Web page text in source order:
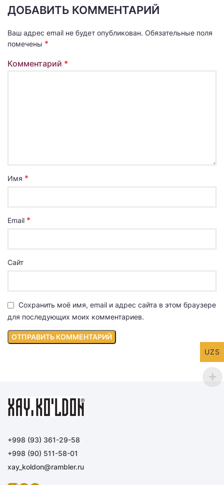
ДОБАВИТЬ КОММЕНТАРИЙ
Ваш адрес email не будет опубликован. Обязательные поля
помечены *
Комментарий *
Имя *
Email *
Сайт
Сохранить моё имя, email и адрес сайта в этом браузере
для последующих моих комментариев.
+998 (93) 361-29-58
+998 (90) 511-58-01
xay_koldon@rambler.ru
UZS